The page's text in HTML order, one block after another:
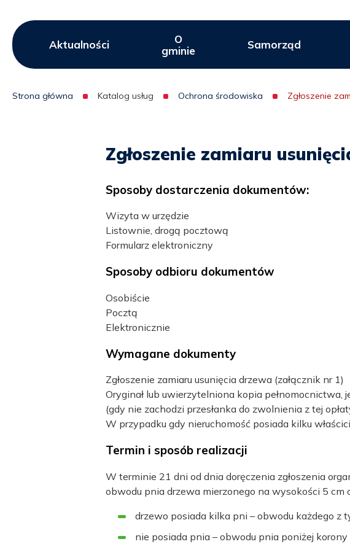
Menu
serwisu
Aktualności
O
gminie
Samorząd
Strona główna Katalog usług Ochrona środowiska Zgłoszenie
Zgłoszenie zamiaru
Sposoby dostarczenia dokumentów:
Wizyta w urzędzie
Listownie, drogą pocztową
Formularz elektroniczny
Sposoby odbioru dokumentów
Osobiście
Pocztą
Elektronicznie
Wymagane dokumenty
Zgłoszenie zamiaru usunięcia drzewa (załącznik nr 1)
Oryginał lub uwierzytelniona kopia pełnomocnictwa,
(gdy nie zachodzi przesłanka do zwolnienia z tej
W przypadku gdy nieruchomość posiada kilku
Termin i sposób realizacji
W terminie 21 dni od dnia doręczenia zgłoszenia
obwodu pnia drzewa mierzonego na wysokości 5 cm
drzewo posiada kilka pni – obwodu każdego z
nie posiada pnia – obwodu pnia poniżej korony